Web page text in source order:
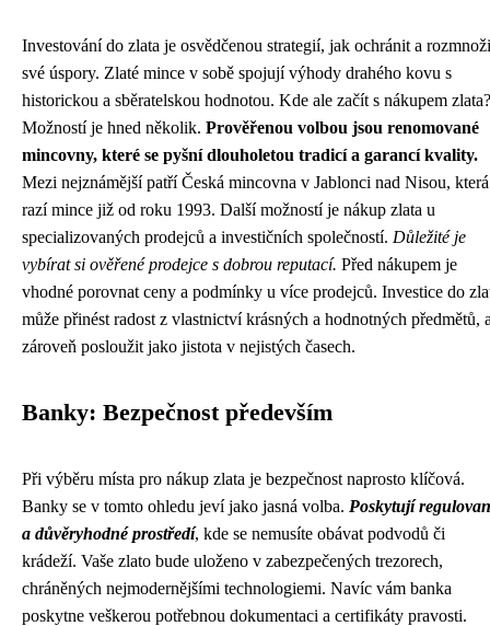
Investování do zlata je osvědčenou strategií, jak ochránit a
své úspory. Zlaté mince v sobě spojují výhody drahého kovu s
historickou a sběratelskou hodnotou. Kde ale začít s nákupem zlata?
Možností je hned několik. Prověřenou volbou jsou renomované
mincovny, které se pyšní dlouholetou tradicí a garancí kvality.
Mezi nejznámější patří Česká mincovna v Jablonci nad Nisou, která
razí mince již od roku 1993. Další možností je nákup zlata u
specializovaných prodejců a investičních společností. Důležité je
vybírat si ověřené prodejce s dobrou reputací. Před nákupem je
vhodné porovnat ceny a podmínky u více prodejců. Investice do
může přinést radost z vlastnictví krásných a hodnotných předmětů,
zároveň posloužit jako jistota v nejistých časech.
Banky: Bezpečnost především
Při výběru místa pro nákup zlata je bezpečnost naprosto klíčová.
Banky se v tomto ohledu jeví jako jasná volba. Poskytují
a důvěryhodné prostředí, kde se nemusíte obávat podvodů či
krádeží. Vaše zlato bude uloženo v zabezpečených trezorech,
chráněných nejmodernějšími technologiemi. Navíc vám banka
poskytne veškerou potřebnou dokumentaci a certifikáty pravosti.